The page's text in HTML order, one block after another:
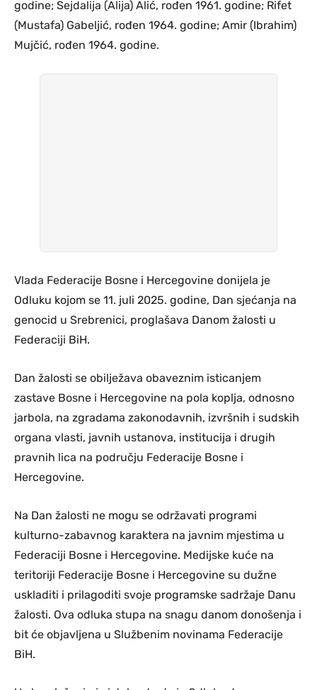
godine; Sejdalija (Alija) Alić, rođen 1961. godine; Rifet
(Mustafa) Gabeljić, rođen 1964. godine; Amir (Ibrahim)
Mujčić, rođen 1964. godine.
Vlada Federacije Bosne i Hercegovine donijela je
Odluku kojom se 11. juli 2025. godine, Dan sjećanja na
genocid u Srebrenici, proglašava Danom žalosti u
Federaciji BiH.
Dan žalosti se obilježava obaveznim isticanjem
zastave Bosne i Hercegovine na pola koplja, odnosno
jarbola, na zgradama zakonodavnih, izvršnih i sudskih
organa vlasti, javnih ustanova, institucija i drugih
pravnih lica na području Federacije Bosne i
Hercegovine.
Na Dan žalosti ne mogu se održavati programi
kulturno-zabavnog karaktera na javnim mjestima u
Federaciji Bosne i Hercegovine. Medijske kuće na
teritoriji Federacije Bosne i Hercegovine su dužne
uskladiti i prilagoditi svoje programske sadržaje Danu
žalosti. Ova odluka stupa na snagu danom donošenja i
bit će objavljena u Službenim novinama Federacije
BiH.